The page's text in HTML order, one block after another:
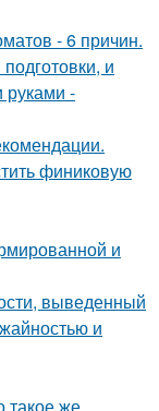
- 6 причин.
и
руками -
финиковую
и
выведенный
и